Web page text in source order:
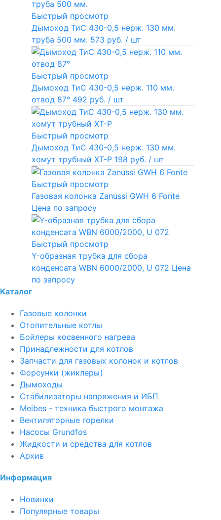
Быстрый просмотр
Дымоход ТиС 430-0,5 нерж. 130 мм.
труба 500 мм. 573 руб. / шт
Быстрый просмотр
Дымоход ТиС 430-0,5 нерж. 110 мм.
отвод 87° 492 руб. / шт
Быстрый просмотр
Дымоход ТиС 430-0,5 нерж. 130 мм.
хомут трубный ХТ-Р 198 руб. / шт
Быстрый просмотр
Газовая колонка Zanussi GWH 6 Fonte
Цена по запросу
Быстрый просмотр
Y-образная трубка для сбора
конденсата WBN 6000/2000, U 072 Цена
по запросу
Каталог
Газовые колонки
Отопительные котлы
Бойлеры косвенного нагрева
Принадлежности для котлов
Запчасти для газовых колонок и котлов
Форсунки (жиклеры)
Дымоходы
Стабилизаторы напряжения и ИБП
Meibes - техника быстрого монтажа
Вентиляторные горелки
Насосы Grundfos
Жидкости и средства для котлов
Архив
Информация
Новинки
Популярные товары